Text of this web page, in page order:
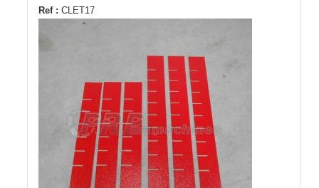
Ref : CLET17